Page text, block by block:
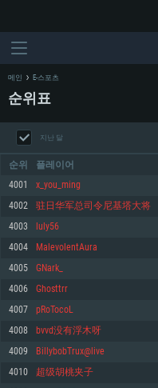
최소사양
운영체제: Windows 10 (64 bit)
프로세서: 2.2 GHz 듀얼코어 이상
메모리: 4GB
최소사양
운영체제: Mac OS Big Sur 11.0
프로세서: 최소 2.2 GHz의 Core
메모리: 6 GB
최소사양
운영체제: 64bit Linux 중 최신 버전
프로세서: 2.4 GHz 듀얼코어
메모리: 4 GB
메인 E-스포츠
순위표
지난 달
순위 플레이어
4001 x_you_ming
4002 驻日华军总司令尼基塔大将
4003 luly56
4004 MalevolentAura
4005 GNark_
4006 Ghosttrr
4007 pRoTocoL
4008 bvvd没有浮木呀
4009 BillybobTrux@live
4010 超级胡桃夹子